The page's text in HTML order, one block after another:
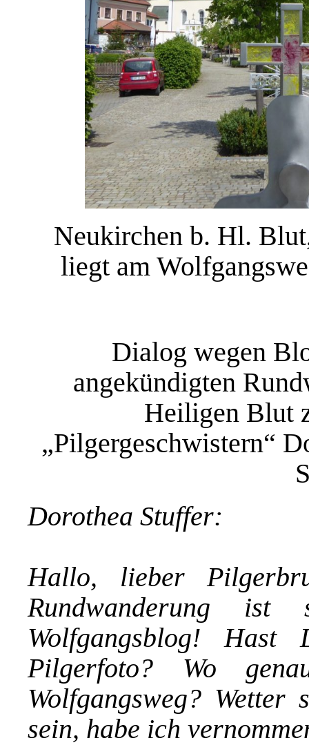
Neukirchen b. Hl.
liegt am
Dialog wegen
angekündigten
Heiligen Blut
„Pilgergeschwistern“
Dorothea Stuffer:
Hallo, lieber
Rundwanderung
Wolfgangsblog!
Pilgerfoto? Wo
Wolfgangsweg?
sein, habe ich